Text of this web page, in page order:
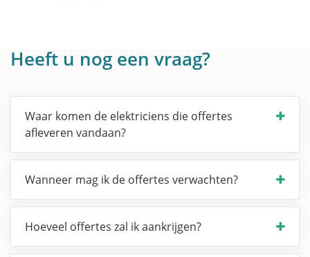
Heeft u nog een vraag?
Waar komen de elektriciens die offertes
afleveren vandaan?
Wanneer mag ik de offertes verwachten?
Hoeveel offertes zal ik aankrijgen?